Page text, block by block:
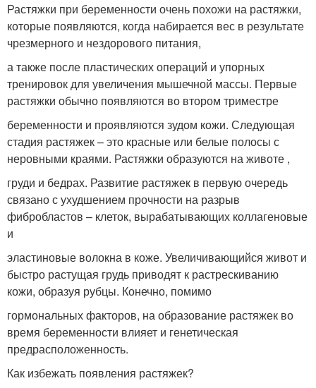
Растяжки при беременности очень похожи на растяжки,
которые появляются, когда набирается вес в результате
чрезмерного и нездорового питания,
а также после пластических операций и упорных
тренировок для увеличения мышечной массы. Первые
растяжки обычно появляются во втором триместре
беременности и проявляются зудом кожи. Следующая
стадия растяжек – это красные или белые полосы с
неровными краями. Растяжки образуются на животе ,
груди и бедрах. Развитие растяжек в первую очередь
связано с ухудшением прочности на разрыв
фибробластов – клеток, вырабатывающих коллагеновые
и
эластиновые волокна в коже. Увеличивающийся живот и
быстро растущая грудь приводят к растрескиванию
кожи, образуя рубцы. Конечно, помимо
гормональных факторов, на образование растяжек во
время беременности влияет и генетическая
предрасположенность.
Как избежать появления растяжек?